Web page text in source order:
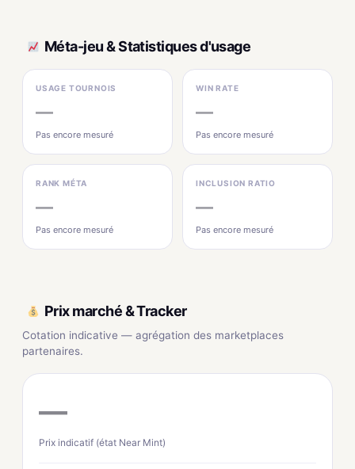
Méta-jeu & Statistiques d'usage
USAGE TOURNOIS
—
Pas encore mesuré
WIN RATE
—
Pas encore mesuré
RANK MÉTA
—
Pas encore mesuré
INCLUSION RATIO
—
Pas encore mesuré
Prix marché & Tracker
Cotation indicative — agrégation des marketplaces
partenaires.
—
Prix indicatif (état Near Mint)